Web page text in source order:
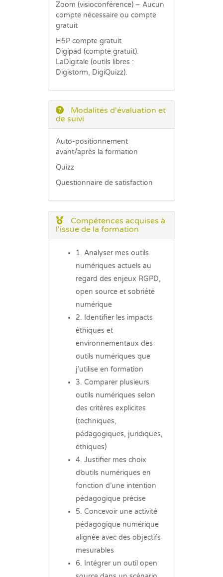
Zoom (visioconférence) – Aucun
compte nécessaire ou compte
gratuit
H5P compte gratuit
Digipad (compte gratuit).
LaDigitale (outils libres :
Digistorm, DigiQuizz).
Modalités d'évaluation et
de suivi
Auto-positionnement
avant/après la formation
Quizz
Questionnaire de satisfaction
Compétences acquises à
l'issue de la formation
1. Analyser mes outils
numériques actuels au
regard des enjeux RGPD,
open source et sobriété
numérique
2. Identifier les impacts
éthiques et
environnementaux des
outils numériques que
j’utilise en formation
3. Comparer plusieurs
outils numériques selon
des critères explicites
(techniques,
pédagogiques, juridiques,
éthiques)
4. Justifier mes choix
d’outils numériques en
fonction d’une intention
pédagogique précise
5. Concevoir une activité
pédagogique numérique
alignée avec des objectifs
mesurables
6. Intégrer un outil open